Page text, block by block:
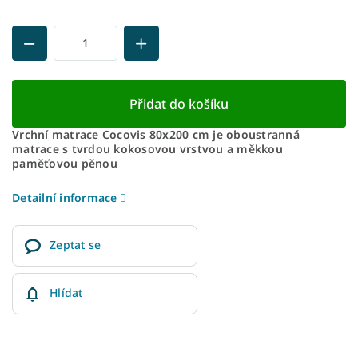
Přidat do košíku
Vrchní matrace Cocovis 80x200 cm je oboustranná
matrace s tvrdou kokosovou vrstvou a měkkou
paměťovou pěnou
Detailní informace
Zeptat se
Hlídat